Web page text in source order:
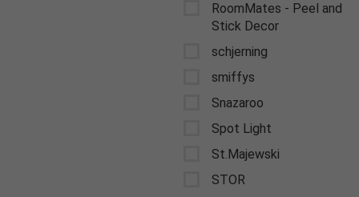
RoomMates - Peel and
Stick Decor
schjerning
smiffys
Snazaroo
Spot Light
St.Majewski
STOR